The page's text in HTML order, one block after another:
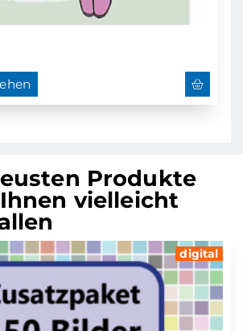
Produkte
vielleicht
digital